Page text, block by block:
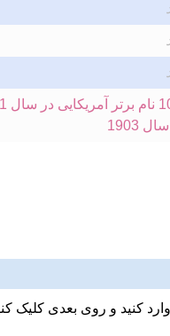
سال 1891
1903
کنید و روی بعدی کلیک